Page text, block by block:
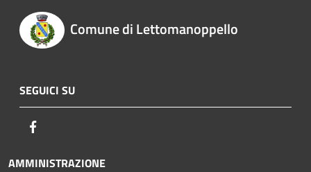
Comune di Lettomanoppello
SEGUICI SU
AMMINISTRAZIONE